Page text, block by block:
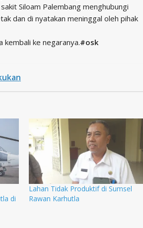
Siloam Palembang menghubungi
dan di nyatakan meninggal oleh pihak
ke negaranya.#osk
di
Lahan Tidak Produktif di Sumsel
Rawan Karhutla